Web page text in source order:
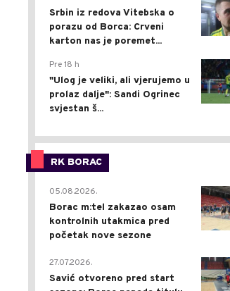
Srbin iz redova Vitebska o
porazu od Borca: Crveni
karton nas je poremet...
Pre 18 h
"Ulog je veliki, ali vjerujemo u
prolaz dalje": Sandi Ogrinec
svjestan š...
RK BORAC
05.08.2026.
Borac m:tel zakazao osam
kontrolnih utakmica pred
početak nove sezone
27.07.2026.
Savić otvoreno pred start